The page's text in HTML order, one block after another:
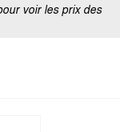
voir les prix des